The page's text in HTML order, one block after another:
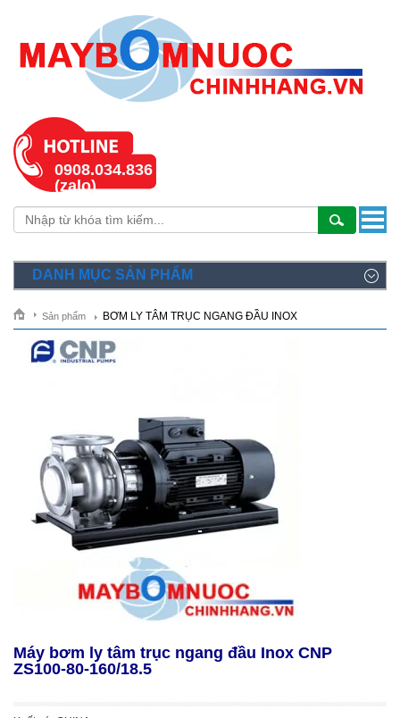
0908.034.836
(zalo)
DANH MỤC SẢN PHẨM
Sản phẩm BƠM LY TÂM TRỤC NGANG ĐẦU INOX
Máy bơm ly tâm trục ngang đầu Inox CNP
ZS100-80-160/18.5